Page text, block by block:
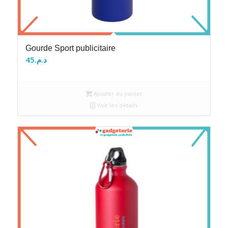
Gourde Sport publicitaire
د.م.45
Ajouter au panier
Voir les détails